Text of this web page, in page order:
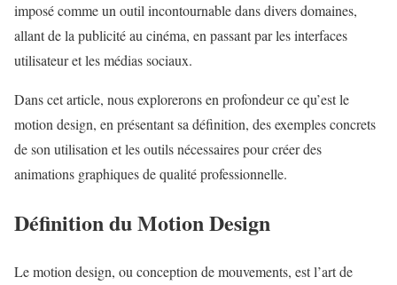
imposé comme un outil incontournable dans divers domaines,
allant de la publicité au cinéma, en passant par les interfaces
utilisateur et les médias sociaux.
Dans cet article, nous explorerons en profondeur ce qu’est le
motion design, en présentant sa définition, des exemples concrets
de son utilisation et les outils nécessaires pour créer des
animations graphiques de qualité professionnelle.
Définition du Motion Design
Le motion design, ou conception de mouvements, est l’art de